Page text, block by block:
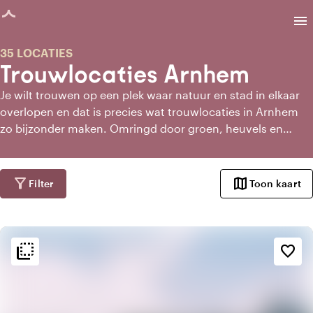
geladen
menu
Trouwlocaties Arnhem
35 LOCATIES
Je wilt trouwen op een plek waar natuur en stad in elkaar
overlopen en dat is precies wat trouwlocaties in Arnhem
zo bijzonder maken. Omringd door groen, heuvels en
warmte uitstralen. Denk aan landhuizen, verborgen
plekken in het bos en stijlvolle zalen met uitzicht op natuur.
Ze laten je even ontsnappen aan de drukte, terwijl alles om
aanvoelt.
filter_alt Filter map Toon kaart
flip_to_back favorite_border
flip_to_back Sfeer en esthetiek
palette
Bohemian / Ibiza